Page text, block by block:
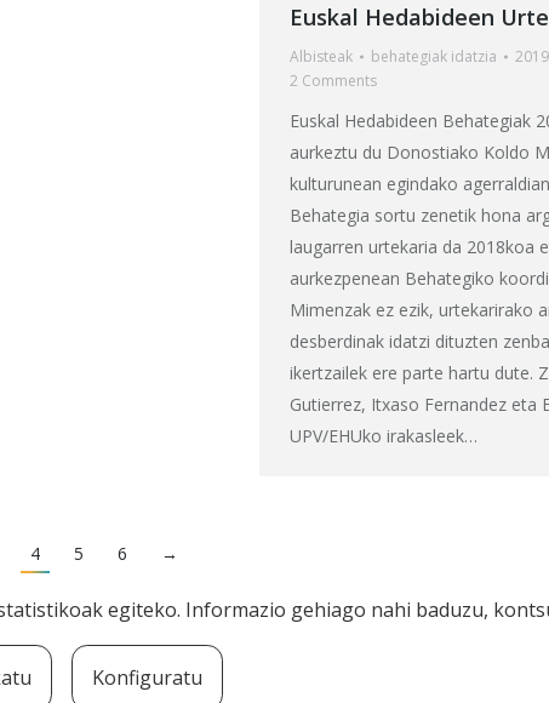
Euskal Hedabideen
Albisteak behategiak idatzia
2 Comments
Euskal Hedabideen Behategiak
aurkeztu du Donostiako Koldo
kulturunean egindako
Behategia sortu zenetik hona
laugarren urtekaria da 2018koa
aurkezpenean Behategiko
Mimenzak ez ezik, urtekarirako
desberdinak idatzi dituzten
ikertzailek ere parte hartu dute.
Gutierrez, Itxaso Fernandez eta
UPV/EHUko irakasleek…
4 5 6 →
egiteko. Informazio gehiago nahi baduzu,
Konfiguratu